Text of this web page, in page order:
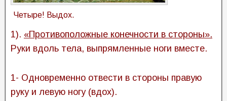
Четыре! Выдох.
1). «Противоположные конечности в стороны».
Руки вдоль тела, выпрямленные ноги вместе.
1- Одновременно отвести в стороны правую
руку и левую ногу (вдох).